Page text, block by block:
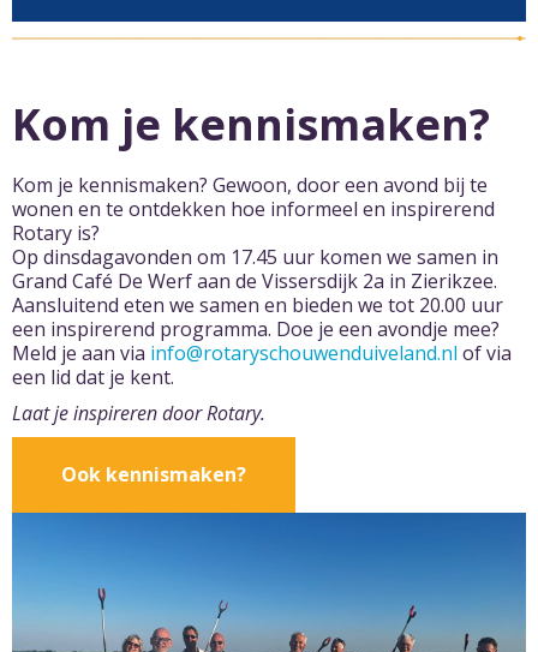
Kom je kennismaken?
Kom je kennismaken? Gewoon, door een avond bij te
wonen en te ontdekken hoe informeel en inspirerend
Rotary is?
Op dinsdagavonden om 17.45 uur komen we samen in
Grand Café De Werf aan de Vissersdijk 2a in Zierikzee.
Aansluitend eten we samen en bieden we tot 20.00 uur
een inspirerend programma. Doe je een avondje mee?
Meld je aan via info@rotaryschouwenduiveland.nl of via
een lid dat je kent.
Laat je inspireren door Rotary.
Ook kennismaken?